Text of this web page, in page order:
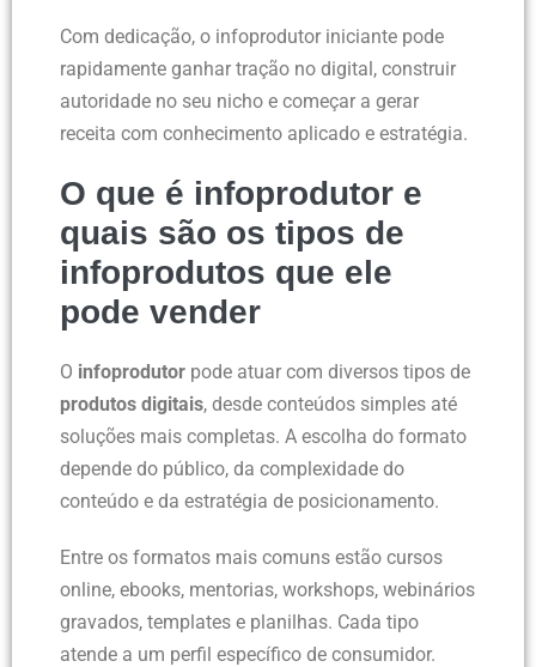
Com dedicação, o infoprodutor iniciante pode
rapidamente ganhar tração no digital, construir
autoridade no seu nicho e começar a gerar
receita com conhecimento aplicado e estratégia.
O que é infoprodutor e
quais são os tipos de
infoprodutos que ele
pode vender
O infoprodutor pode atuar com diversos tipos de
produtos digitais, desde conteúdos simples até
soluções mais completas. A escolha do formato
depende do público, da complexidade do
conteúdo e da estratégia de posicionamento.
Entre os formatos mais comuns estão cursos
online, ebooks, mentorias, workshops, webinários
gravados, templates e planilhas. Cada tipo
atende a um perfil específico de consumidor.